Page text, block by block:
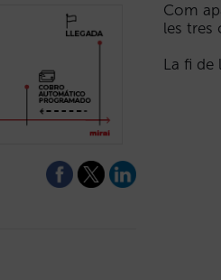
Com
les tres
La fi de